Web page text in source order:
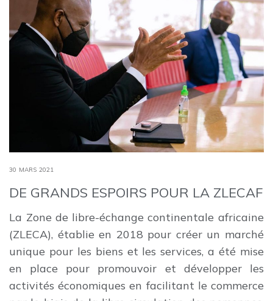
30 MARS 2021
DE GRANDS ESPOIRS POUR LA ZLECAF
La Zone de libre-échange continentale africaine
(ZLECA), établie en 2018 pour créer un marché
unique pour les biens et les services, a été mise
en place pour promouvoir et développer les
activités économiques en facilitant le commerce